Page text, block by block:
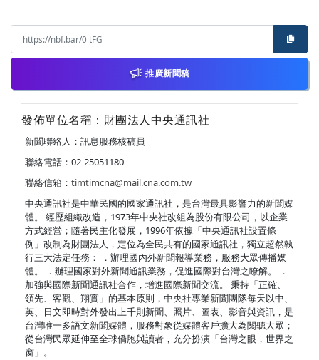
推廣新聞稿
發佈單位名稱：財團法人中央通訊社
新聞聯絡人：訊息服務核稿員
聯絡電話：02-25051180
聯絡信箱： timtimcna@mail.cna.com.tw
中央通訊社是中華民國的國家通訊社，是台灣最具影響力的新聞媒
體。 經歷組織改造，1973年中央社改組為股份有限公司，以企業
方式經營；隨著民主化發展，1996年依據「中央通訊社設置條
例」改制為財團法人，定位為全民共有的國家通訊社，獨立超然執
行三大法定任務： ．辦理國內外新聞報導業務，服務大眾傳播媒
體。 ．辦理國家對外新聞通訊業務，促進國際對台灣之瞭解。 ．
加強與國際新聞通訊社合作，增進國際新聞交流。 秉持「正確、
領先、客觀、翔實」的基本原則，中央社專業新聞團隊每天以中、
英、日文即時對外發出上千則新聞、照片、圖表、影音與資訊，是
台灣唯一多語文新聞媒體，服務對象從媒體客戶擴大為閱聽大眾；
從台灣民眾延伸至全球僑胞與讀者，充分扮演「台灣之眼，世界之
窗」。